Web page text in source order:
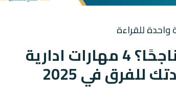
للقراءة
كيف تصبح مديرًا ناجحًا؟ 4 مهارات ادارية
للفرق في 2025